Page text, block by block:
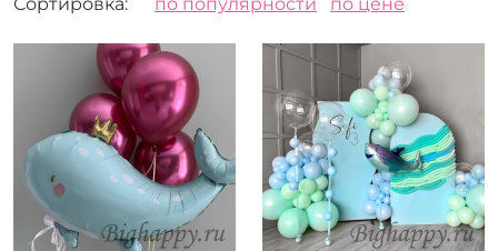
Детский праздник 12
Корпоратив 1
Форма
Круглый 7
Фигурный 12